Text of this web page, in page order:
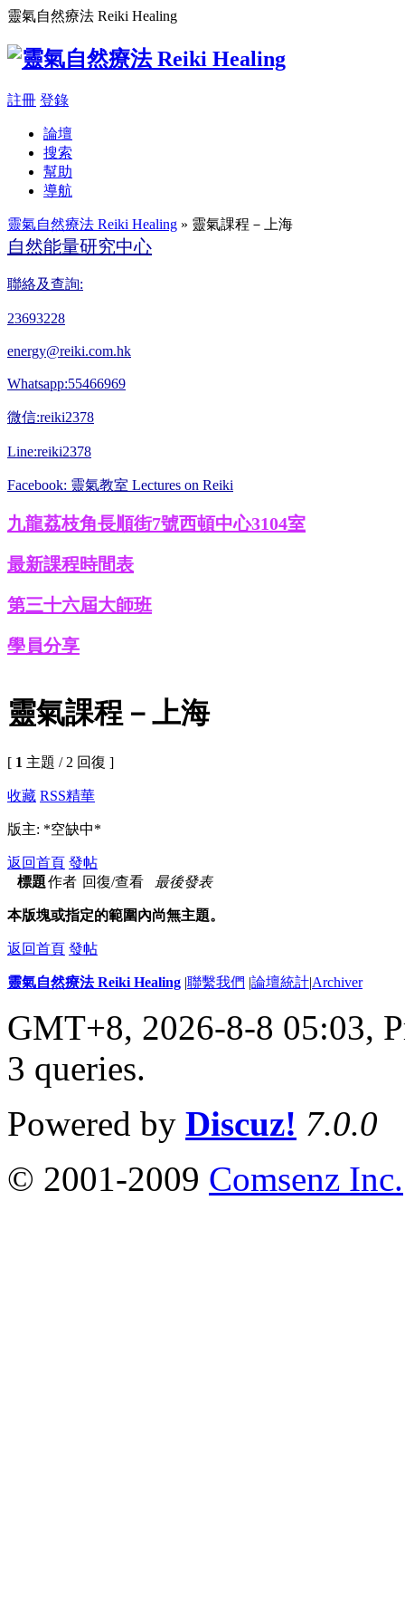
靈氣自然療法 Reiki Healing
註冊 登錄
論壇
搜索
幫助
導航
靈氣自然療法 Reiki Healing » 靈氣課程－上海
自然能量研究中心
聯絡及查詢:
23693228
energy@reiki.com.hk
Whatsapp:55466969
微信:reiki2378
Line:reiki2378
Facebook: 靈氣教室 Lectures on Reiki
九龍荔枝角長順街7號西頓中心3104室
最新課程時間表
第三十六屆大師班
學員分享
靈氣課程－上海
[ 1 主題 / 2 回復 ]
收藏 RSS精華
版主: *空缺中*
返回首頁 發帖
標題作者 回復/查看 最後發表
本版塊或指定的範圍內尚無主題。
返回首頁 發帖
靈氣自然療法 Reiki Healing |聯繫我們 |論壇統計|Archiver
GMT+8, 2026-8-8 05:03,
3 queries.
Powered by Discuz! 7.0.0
© 2001-2009 Comsenz Inc.